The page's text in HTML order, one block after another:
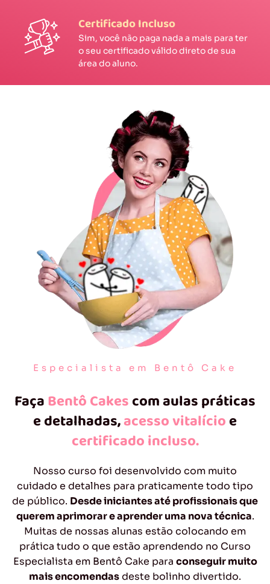
Certificado Incluso
Sim, você não paga nada a mais para ter
o seu certificado válido direto de sua
área do aluno.
Especialista em Bentô Cake
FaçaBentô Cakescom aulas práticas
e detalhadas,acesso vitalícioe
certificado incluso.
Nosso curso foi desenvolvido com muito
cuidado e detalhes para praticamente todo tipo
de público. Desde iniciantes até profissionais que
querem aprimorar e aprender uma nova técnica.
Muitas de nossas alunas estão colocando em
prática tudo o que estão aprendendo no Curso
Especialista em Bentô Cake para conseguir muito
mais encomendasdeste bolinho divertido.